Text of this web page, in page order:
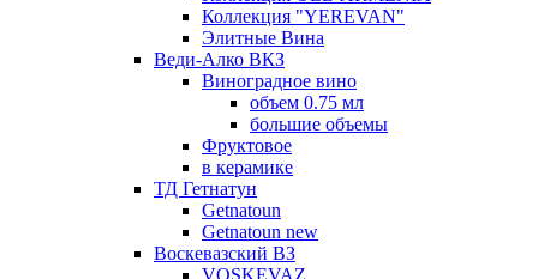
Коллекция "YEREVAN"
Элитные Вина
Веди-Алко ВКЗ
Виноградное вино
объем 0.75 мл
большие объемы
Фруктовое
в керамике
ТД Гетнатун
Getnatoun
Getnatoun new
Воскевазский ВЗ
VOSKEVAZ